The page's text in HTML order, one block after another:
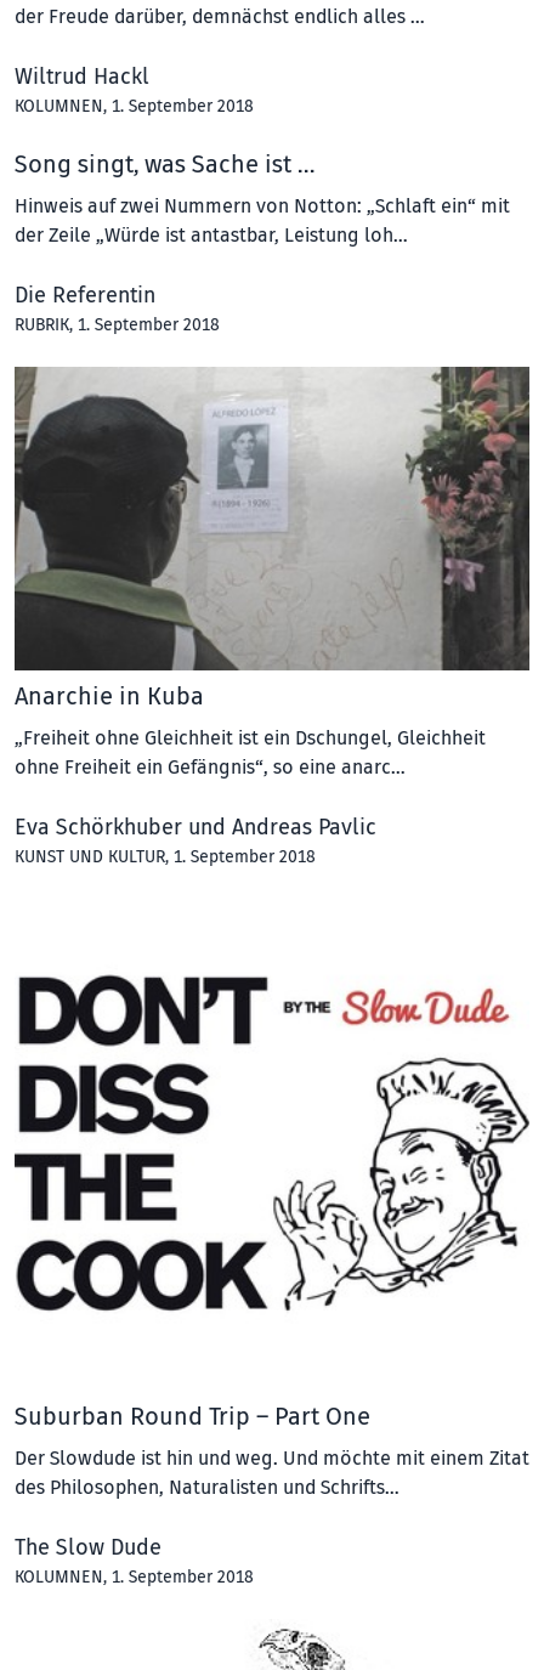
der Freude darüber, demnächst endlich alles …
Wiltrud Hackl
KOLUMNEN, 1. September 2018
Song singt, was Sache ist …
Hinweis auf zwei Nummern von Notton: „Schlaft ein“ mit
der Zeile „Würde ist antastbar, Leistung loh…
Die Referentin
RUBRIK, 1. September 2018
Anarchie in Kuba
„Freiheit ohne Gleichheit ist ein Dschungel, Gleichheit
ohne Freiheit ein Gefängnis“, so eine anarc…
Eva Schörkhuber und Andreas Pavlic
KUNST UND KULTUR, 1. September 2018
Suburban Round Trip – Part One
Der Slowdude ist hin und weg. Und möchte mit einem Zitat
des Philosophen, Naturalisten und Schrifts…
The Slow Dude
KOLUMNEN, 1. September 2018